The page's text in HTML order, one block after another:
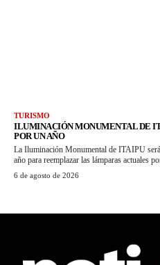
TURISMO
ILUMINACIÓN MONUMENTAL DE
POR UN AÑO
La Iluminación Monumental de ITAIPU
año para reemplazar las lámparas actuales
6 de agosto de 2026